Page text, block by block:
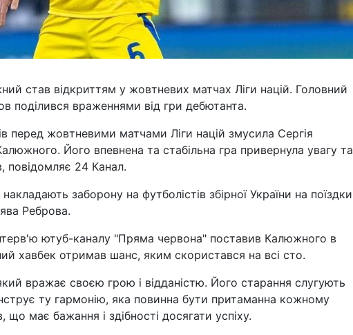
став відкриттям у жовтневих матчах Ліги націй. Головний
поділився враженнями від гри дебютанта.
перед жовтневими матчами Ліги націй змусила Сергія
Його впевнена та стабільна гра привернула увагу та
повідомляє 24 Канал.
заборону на футболістів збірної України на поїздки
Реброва.
ютуб-каналу "Пряма червона" поставив Калюжного в
хавбек отримав шанс, яким скористався на всі сто.
вражає своєю грою і відданістю. Його старання слугують
ту гармонію, яка повинна бути притаманна кожному
що має бажання і здібності досягати успіху.